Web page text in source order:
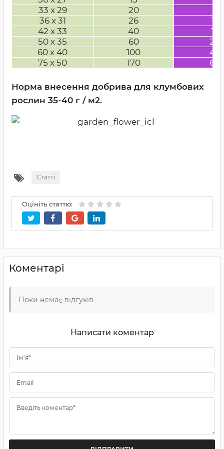
33 х 29
20
80
36 х 31 26
105
42 х 33 40
160
50 х 35
60
60 х 40
100
75 х 50
170
Норма внесення добрива для клумбових
рослин 35-40 г / м2.
Статті
Оцініть статтю:
Коментарі
Поки немає відгуків
Написати коментар
Ім'я*
Email
Введіть коментар*